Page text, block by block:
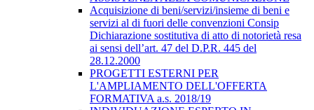
Acquisizione di beni/servizi/insieme di beni e
servizi al di fuori delle convenzioni Consip
Dichiarazione sostitutiva di atto di notorietà resa
ai sensi dell’art. 47 del D.P.R. 445 del
28.12.2000
PROGETTI ESTERNI PER
L'AMPLIAMENTO DELL'OFFERTA
FORMATIVA a.s. 2018/19